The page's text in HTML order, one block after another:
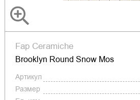
Fap Ceramiche
Brooklyn Round Snow Mos
Артикул
Размер